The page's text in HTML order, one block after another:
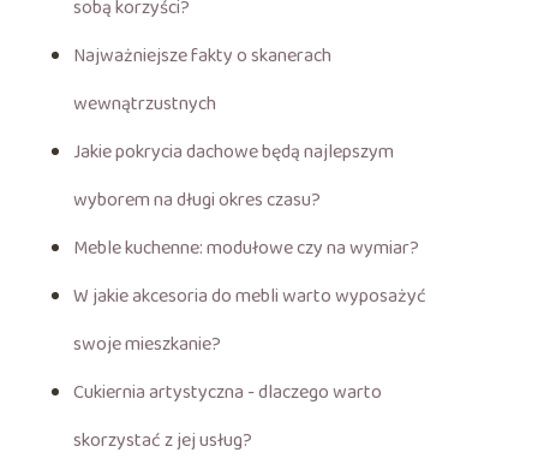
sobą korzyści?
Najważniejsze fakty o skanerach
wewnątrzustnych
Jakie pokrycia dachowe będą najlepszym
wyborem na długi okres czasu?
Meble kuchenne: modułowe czy na wymiar?
W jakie akcesoria do mebli warto wyposażyć
swoje mieszkanie?
Cukiernia artystyczna - dlaczego warto
skorzystać z jej usług?